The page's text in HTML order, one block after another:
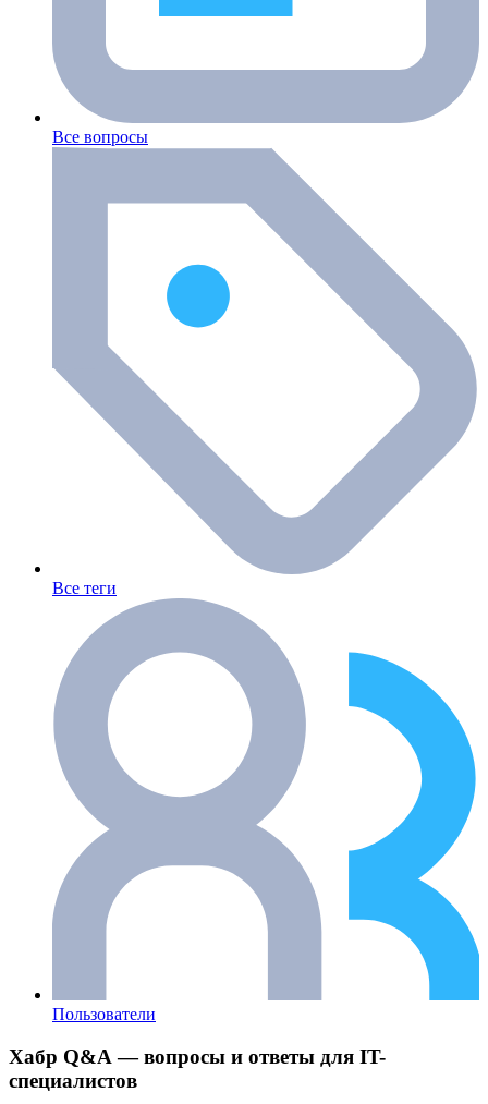
Все вопросы
Все теги
Пользователи
Хабр Q&A — вопросы и ответы для IT-
специалистов